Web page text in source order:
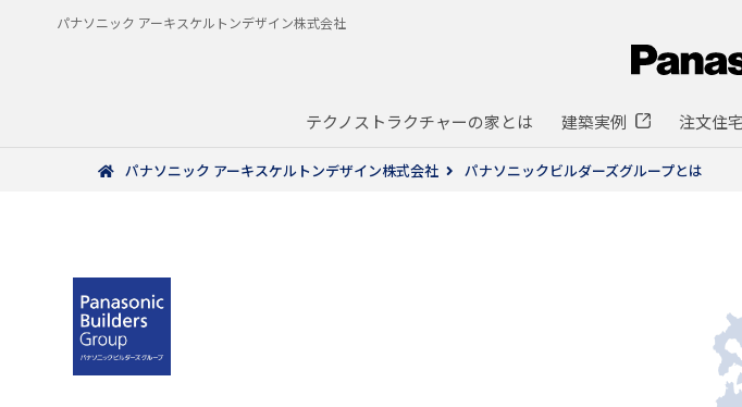
パナソニック アーキスケルトンデザイン株式会社
テクノストラクチャーの家とは 建築実例 注文住
パナソニック アーキスケルトンデザイン株式会社 パナソニックビルダーズグループとは